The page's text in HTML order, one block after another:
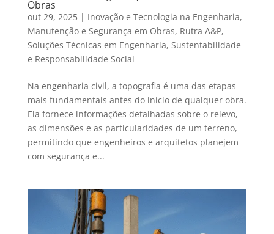
Obras
out 29, 2025| Inovação e Tecnologia na Engenharia,
Manutenção e Segurança em Obras, Rutra A&P,
Soluções Técnicas em Engenharia, Sustentabilidade
e Responsabilidade Social
Na engenharia civil, a topografia é uma das etapas
mais fundamentais antes do início de qualquer obra.
Ela fornece informações detalhadas sobre o relevo,
as dimensões e as particularidades de um terreno,
permitindo que engenheiros e arquitetos planejem
com segurança e...